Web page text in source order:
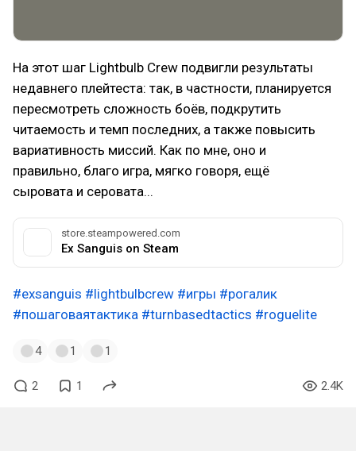
На этот шаг Lightbulb Crew подвигли результаты
недавнего плейтеста: так, в частности, планируется
пересмотреть сложность боёв, подкрутить
читаемость и темп последних, а также повысить
вариативность миссий. Как по мне, оно и
правильно, благо игра, мягко говоря, ещё
сыровата и серовата...
store.steampowered.com
Ex Sanguis on Steam
#exsanguis #lightbulbcrew #игры #рогалик
#пошаговаятактика #turnbasedtactics #roguelite
4 1 1
2 1 2.4K